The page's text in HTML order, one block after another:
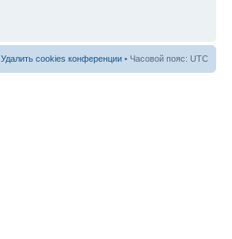
Удалить cookies конференции • Часовой пояс: UTC